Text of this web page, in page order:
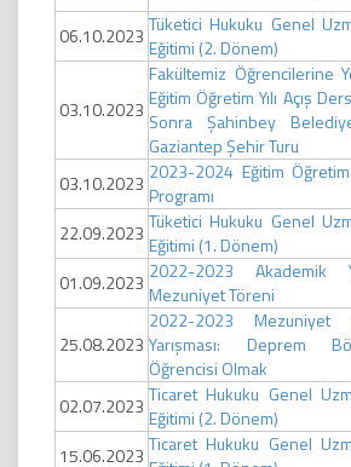
06.10.2023 Tüketici Hukuku Genel
Eğitimi (2. Dönem)
03.10.2023
Fakültemiz Öğrencilerine
Eğitim Öğretim Yılı Açış
Sonra Şahinbey
Gaziantep Şehir Turu
03.10.2023 2023-2024 Eğitim Öğretim
Programı
22.09.2023 Tüketici Hukuku Genel
Eğitimi (1. Dönem)
01.09.2023 2022-2023 Akademik
Mezuniyet Töreni
25.08.2023
2022-2023 Mezuniyet
Yarışması: Deprem
Öğrencisi Olmak
02.07.2023 Ticaret Hukuku Genel
Eğitimi (2. Dönem)
15.06.2023 Ticaret Hukuku Genel